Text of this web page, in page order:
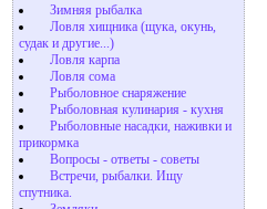
Зимняя рыбалка
Ловля хищника (щука, окунь,
судак и другие...)
Ловля карпа
Ловля сома
Рыболовное снаряжение
Рыболовная кулинария - кухня
Рыболовные насадки, наживки и
прикормка
Вопросы - ответы - советы
Встречи, рыбалки. Ищу
спутника.